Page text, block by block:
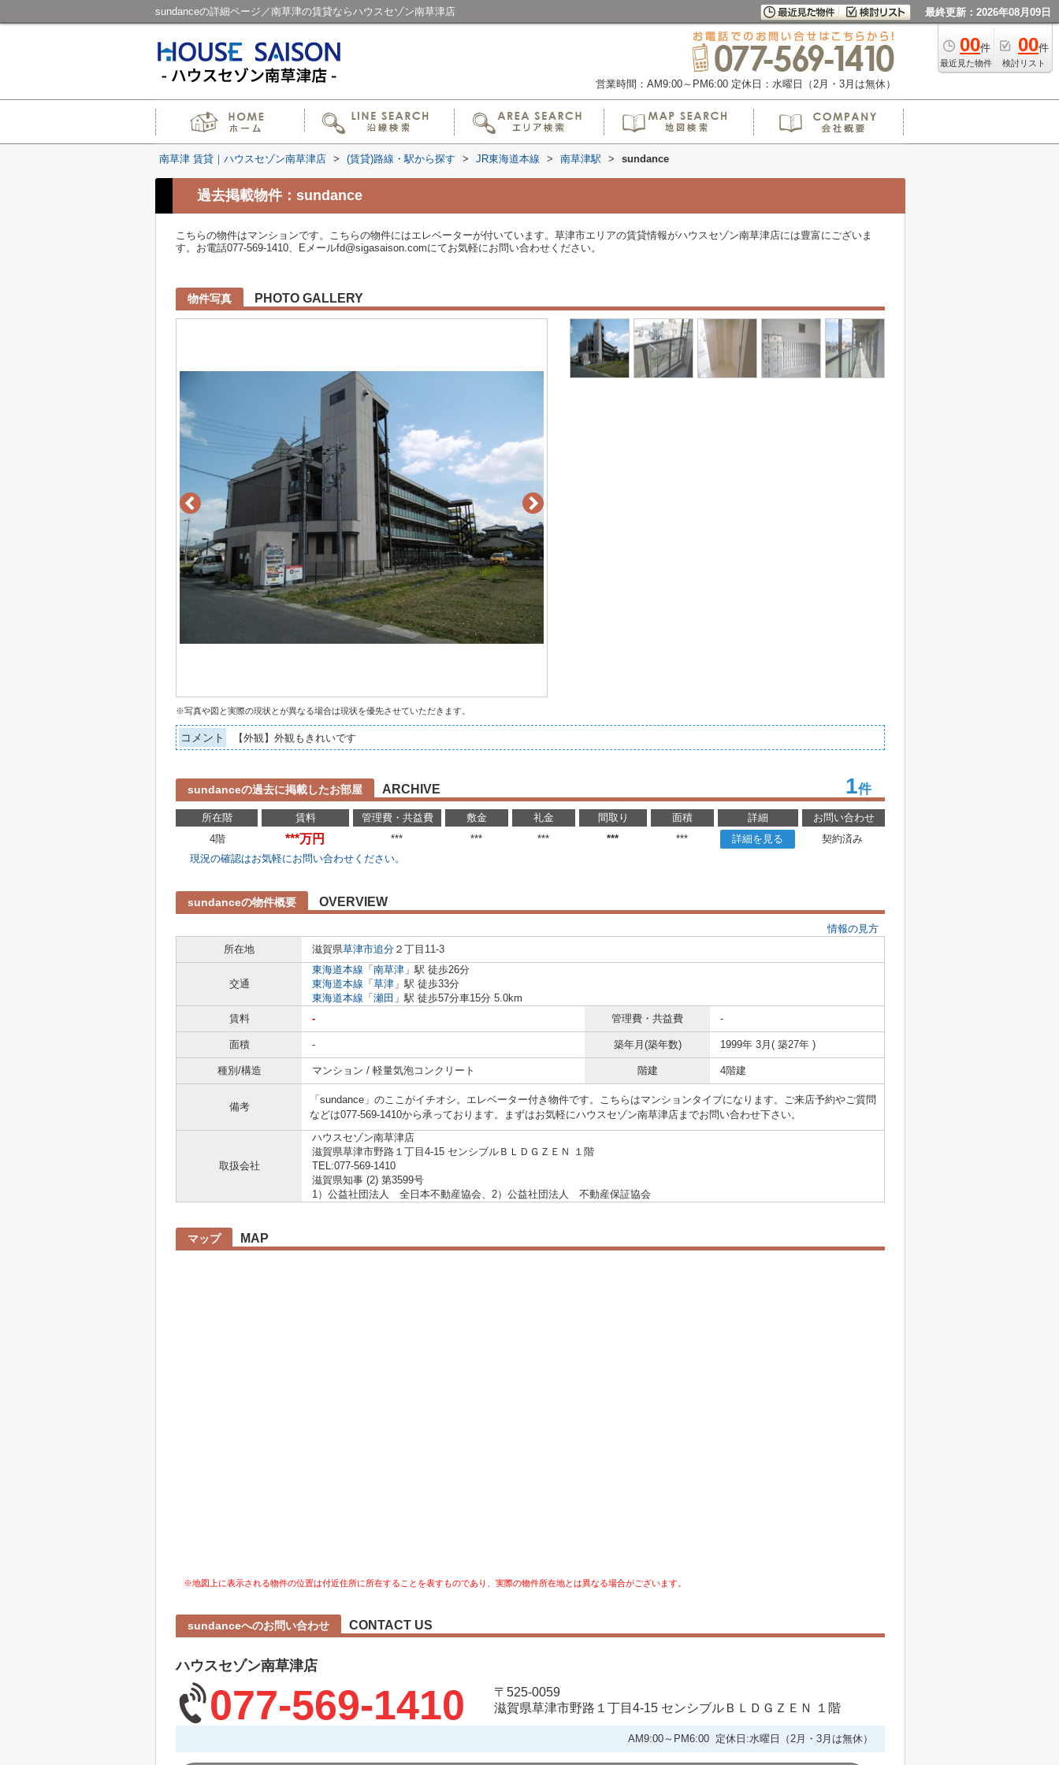
sundanceの詳細ページ／南草津の賃貸ならハウスセゾン南草津店 最終更新：2026年08月09日
00件
最近見た物件
00件
検討リスト
営業時間：AM9:00～PM6:00 定休日：水曜日（2月・3月は無休）
南草津 賃貸｜ハウスセゾン南草津店 > (賃貸)路線・駅から探す > JR東海道本線 > 南草津駅 > sundance
過去掲載物件：sundance
こちらの物件はマンションです。こちらの物件にはエレベーターが付いています。草津市エリアの賃貸情報がハウスセゾン南草津店には豊富にございま
す。お電話077-569-1410、Eメールfd@sigasaison.comにてお気軽にお問い合わせください。
物件写真 PHOTO GALLERY
※写真や図と実際の現状とが異なる場合は現状を優先させていただきます。
コメント 【外観】外観もきれいです
sundanceの過去に掲載したお部屋 ARCHIVE 1件
所在階 賃料 管理費・共益費 敷金 礼金 間取り 面積 詳細
お問い合わせ
4階
***万円 *** *** *** *** *** 詳細を見る
契約済み
現況の確認はお気軽にお問い合わせください。
sundanceの物件概要 OVERVIEW
情報の見方
所在地
滋賀県草津市追分 ２丁目11-3
交通
東海道本線 「 南草津 」駅 徒歩26分
東海道本線 「 草津 」駅 徒歩33分
東海道本線 「 瀬田 」駅 徒歩57分車15分 5.0km
賃料
- 管理費・共益費 -
面積 - 築年月(築年数) 1999年 3月( 築27年 )
種別/構造 マンション / 軽量気泡コンクリート 階建 4階建
備考
「sundance」のここがイチオシ。エレベーター付き物件です。こちらはマンションタイプになります。ご来店予約やご質問
などは077-569-1410から承っております。まずはお気軽にハウスセゾン南草津店までお問い合わせ下さい。
取扱会社
ハウスセゾン南草津店
滋賀県草津市野路１丁目4-15 センシブルＢＬＤＧＺＥＮ １階
TEL:077-569-1410
滋賀県知事 (2) 第3599号
1）公益社団法人 全日本不動産協会、2）公益社団法人 不動産保証協会
マップ MAP
※地図上に表示される物件の位置は付近住所に所在することを表すものであり、実際の物件所在地とは異なる場合がございます。
sundanceへのお問い合わせ CONTACT US
ハウスセゾン南草津店
077-569-1410
〒525-0059
滋賀県草津市野路１丁目4-15 センシブルＢＬＤＧＺＥＮ １階
AM9:00～PM6:00 定休日:水曜日（2月・3月は無休）